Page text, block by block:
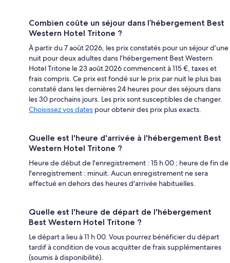
Combien coûte un séjour dans l’hébergement Best
Western Hotel Tritone ?
À partir du 7 août 2026, les prix constatés pour un séjour d’une
nuit pour deux adultes dans l’hébergement Best Western
Hotel Tritone le 23 août 2026 commencent à 115 €, taxes et
frais compris. Ce prix est fondé sur le prix par nuit le plus bas
constaté dans les dernières 24 heures pour des séjours dans
les 30 prochains jours. Les prix sont susceptibles de changer.
Choisissez vos dates pour obtenir des prix plus exacts.
Quelle est l'heure d'arrivée à l'hébergement Best
Western Hotel Tritone ?
Heure de début de l'enregistrement : 15 h 00 ; heure de fin de
l'enregistrement : minuit. Aucun enregistrement ne sera
effectué en dehors des heures d'arrivée habituelles.
Quelle est l'heure de départ de l'hébergement
Best Western Hotel Tritone ?
Le départ a lieu à 11 h 00. Vous pourrez bénéficier du départ
tardif à condition de vous acquitter de frais supplémentaires
(soumis à disponibilité).